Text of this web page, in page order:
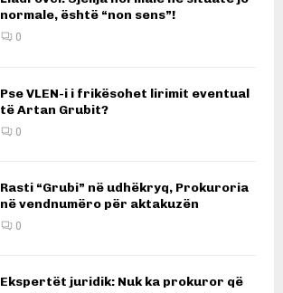
normale, është “non sens”!
0
Pse VLEN-i i frikësohet lirimit eventual
të Artan Grubit?
0
Rasti “Grubi” në udhëkryq, Prokuroria
në vendnumëro për aktakuzën
0
Ekspertët juridik: Nuk ka prokuror që